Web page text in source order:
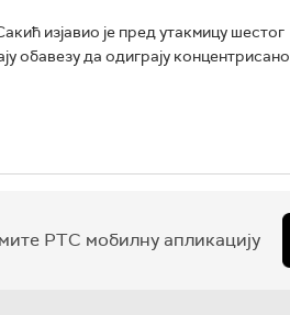
изјавио је пред утакмицу шестог
обавезу да одиграју концентрисано
РТС мобилну апликацију